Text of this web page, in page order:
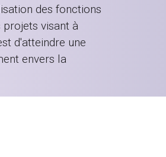
des fonctions
projets visant à
d'atteindre une
envers la